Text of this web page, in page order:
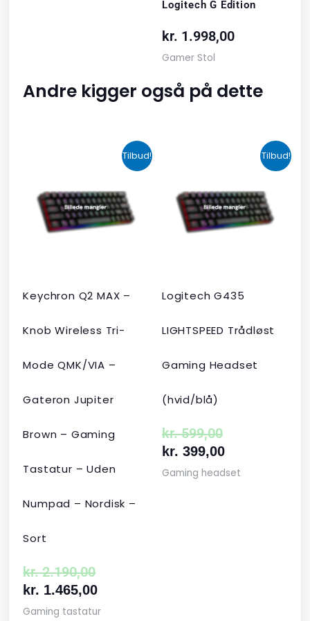
Logitech G Edition
kr. 1.998,00
Gamer Stol
Andre kigger også på dette
Tilbud!
Keychron Q2 MAX –
Knob Wireless Tri-
Mode QMK/VIA –
Gateron Jupiter
Brown – Gaming
Tastatur – Uden
Numpad – Nordisk –
Sort
kr.2.190,00
oprindelige
pris
var:
kr. 2.190,00.
kr. 1.465,00
Den
aktuelle
pris
er:
kr. 1.465,00.
Gaming tastatur
Tilbud!
Logitech G435
LIGHTSPEED Trådløst
Gaming Headset
(hvid/blå)
kr.599,00
oprindelige
pris
var:
kr. 599,00.
kr. 399,00
aktuelle
pris
er:
kr. 399,00.
Gaming headset